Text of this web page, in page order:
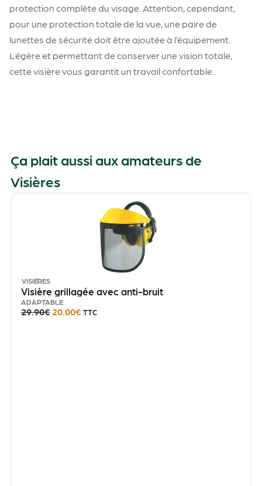
protection complète du visage. Attention, cependant,
pour une protection totale de la vue, une paire de
lunettes de sécurité doit être ajoutée à l’équipement.
Légère et permettant de conserver une vision totale,
cette visière vous garantit un travail confortable.
Ça plait aussi aux amateurs de
Visières
VISIÈRES
Visière grillagée avec anti-bruit
ADAPTABLE
29.90€ 20.00€ TTC